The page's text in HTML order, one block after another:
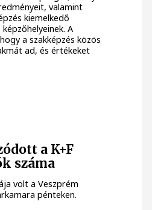
valamint
kiemelkedő
A
a szakképzés közös
ad, és értékeket
a K+F
száma
volt a Veszprém
pénteken.